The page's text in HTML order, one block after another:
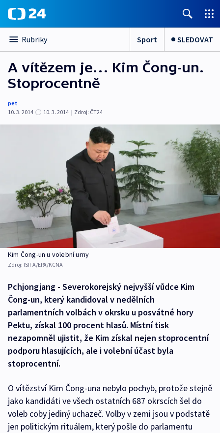
Rubriky Sport SLEDOVAT
A vítězem je… Kim Čong-un.
Stoprocentně
pet
10. 3. 2014
10. 3. 2014 | Zdroj: ČT24
Kim Čong-un u volební urny
Zdroj: ISIFA/EPA/KCNA
Pchjongjang - Severokorejský nejvyšší vůdce Kim
Čong-un, který kandidoval v nedělních
parlamentních volbách v okrsku u posvátné hory
Pektu, získal 100 procent hlasů. Místní tisk
nezapomněl ujistit, že Kim získal nejen stoprocentní
podporu hlasujících, ale i volební účast byla
stoprocentní.
O vítězství Kim Čong-una nebylo pochyb, protože stejně
jako kandidáti ve všech ostatních 687 okrscích šel do
voleb coby jediný uchazeč. Volby v zemi jsou v podstatě
jen politickým rituálem, který pošle do parlamentu